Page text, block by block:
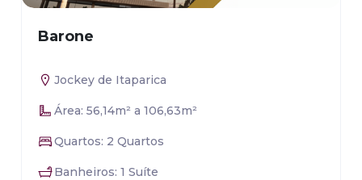
Barone
Jockey de Itaparica
Área: 56,14m² a 106,63m²
Quartos: 2 Quartos
Banheiros: 1 Suíte